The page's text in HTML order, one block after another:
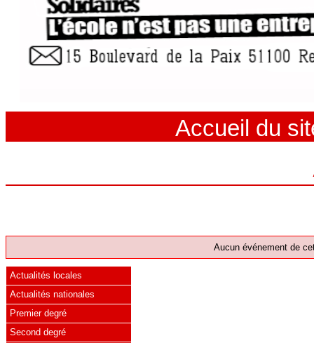
Accueil du
Aucun événement de
Actualités locales
Actualités nationales
Premier degré
Second degré